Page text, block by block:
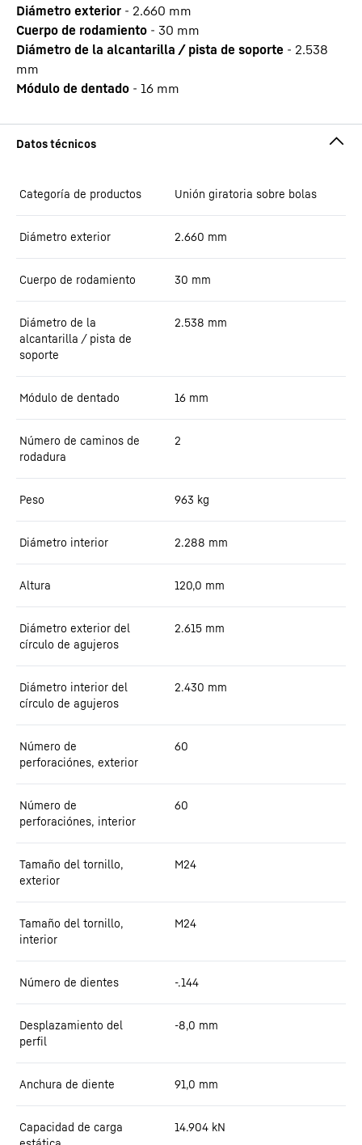
Diámetro exterior - 2.660 mm
Cuerpo de rodamiento - 30 mm
Diámetro de la alcantarilla / pista de soporte - 2.538
mm
Módulo de dentado - 16 mm
Categoría de productos Unión giratoria sobre bolas
Diámetro exterior 2.660 mm
Cuerpo de rodamiento 30 mm
Diámetro de la
alcantarilla / pista de
soporte
2.538 mm
Módulo de dentado 16 mm
Número de caminos de
rodadura
2
Peso 963 kg
Diámetro interior 2.288 mm
Altura 120,0 mm
Diámetro exterior del
círculo de agujeros
2.615 mm
Diámetro interior del
círculo de agujeros
2.430 mm
Número de
perforaciónes, exterior
60
Número de
perforaciónes, interior
60
Tamaño del tornillo,
exterior
M24
Tamaño del tornillo,
interior
M24
Número de dientes -.144
Desplazamiento del
perfil
-8,0 mm
Anchura de diente 91,0 mm
Capacidad de carga
14.904 kN